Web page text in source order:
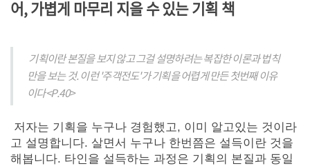
어, 가볍게 마무리 지을 수 있는 기획 책
기획이란 본질을 보지 않고 그걸 설명하려는 복잡한 이론과 법칙
만을 보는 것. 이런 '주객전도'가 기획을 어렵게 만든 첫번째 이유
이다<P.40>
저자는 기획을 누구나 경험했고, 이미 알고있는 것이라
고 설명합니다. 살면서 누구나 한번쯤은 설득이란 것을
해봅니다. 타인을 설득하는 과정은 기획의 본질과 동일